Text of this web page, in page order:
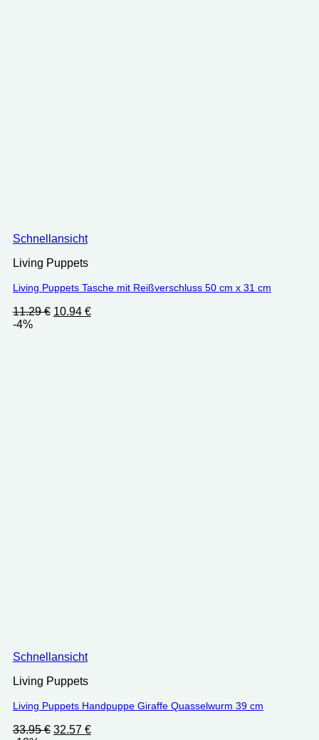
Schnellansicht
Living Puppets
Living Puppets Tasche mit Reißverschluss 50 cm x 31 cm
11.29€ Ursprünglicher
10.94 €Aktueller
-4%
Schnellansicht
Living Puppets
Living Puppets Handpuppe Giraffe Quasselwurm 39 cm
33.95€ Ursprünglicher
32.57 €Aktueller